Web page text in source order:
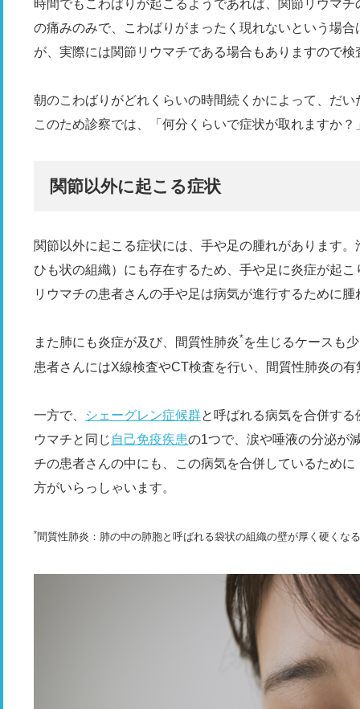
時間でもこわばりが起こるようであれば、関節リウマ
の痛みのみで、こわばりがまったく現れないという場
が、実際には関節リウマチである場合もありますので
朝のこわばりがどれくらいの時間続くかによって、だ
このため診察では、「何分くらいで症状が取れますか
関節以外に起こる症状
関節以外に起こる症状には、手や足の腫れがあります
ひも状の組織）にも存在するため、手や足に炎症が起
リウマチの患者さんの手や足は病気が進行するために
また肺にも炎症が及び、間質性肺炎*を生じるケースも
患者さんにはX線検査やCT検査を行い、間質性肺炎の
一方で、 シェーグレン症候群と呼ばれる病気を合併す
ウマチと同じ 自己免疫疾患の1つで、涙や唾液の分泌が
チの患者さんの中にも、この病気を合併しているため
方がいらっしゃいます。
*間質性肺炎：肺の中の肺胞と呼ばれる袋状の組織の壁が厚く硬くな